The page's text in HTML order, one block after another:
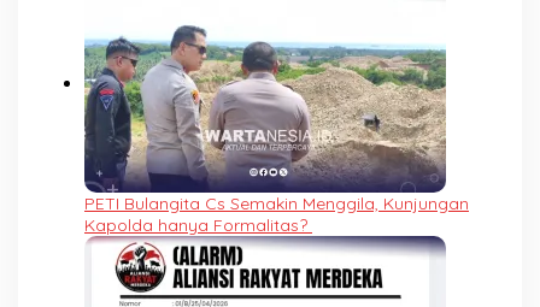
PETI Bulangita Cs Semakin Menggila, Kunjungan
Kapolda hanya Formalitas?